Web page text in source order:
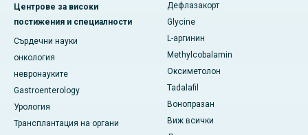
Центрове за високи
постижения и специалности
Сърдечни науки
онкология
невронауките
Gastroenterology
Урология
Трансплантация на органи
Дефлазакорт
Glycine
L-аргинин
Methylcobalamin
Оксиметолон
Tadalafil
Вонопразан
Виж всички